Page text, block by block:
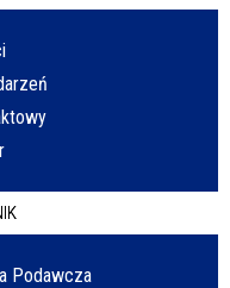
Podawcza